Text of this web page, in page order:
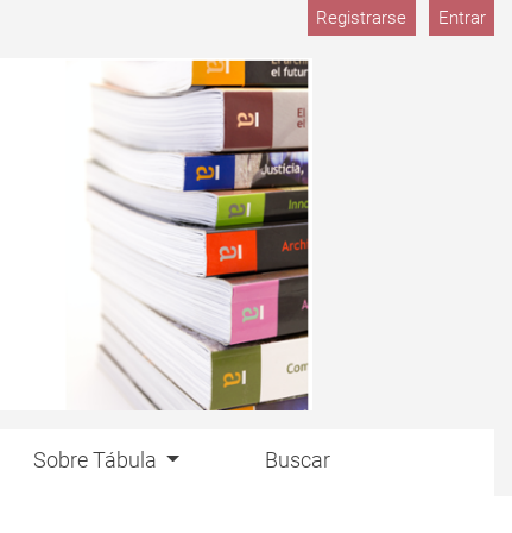
Registrarse Entrar
Sobre Tábula Buscar